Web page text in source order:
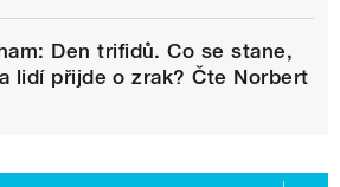
Den trifidů. Co se stane,
lidí přijde o zrak? Čte Norbert